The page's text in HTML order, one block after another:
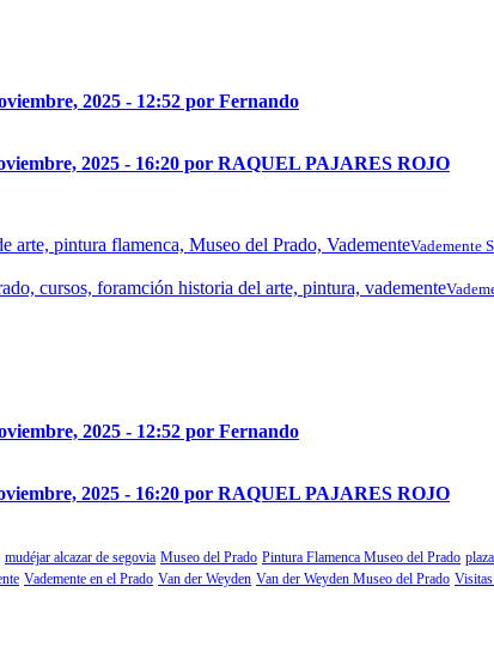
2025 - 12:52 por Fernando
2025 - 16:20 por RAQUEL PAJARES ROJO
Vademente
2025 - 12:52 por Fernando
2025 - 16:20 por RAQUEL PAJARES ROJO
mudéjar alcazar de segovia Museo del Prado Pintura Flamenca Museo del Prado
Vademente en el Prado Van der Weyden Van der Weyden Museo del Prado